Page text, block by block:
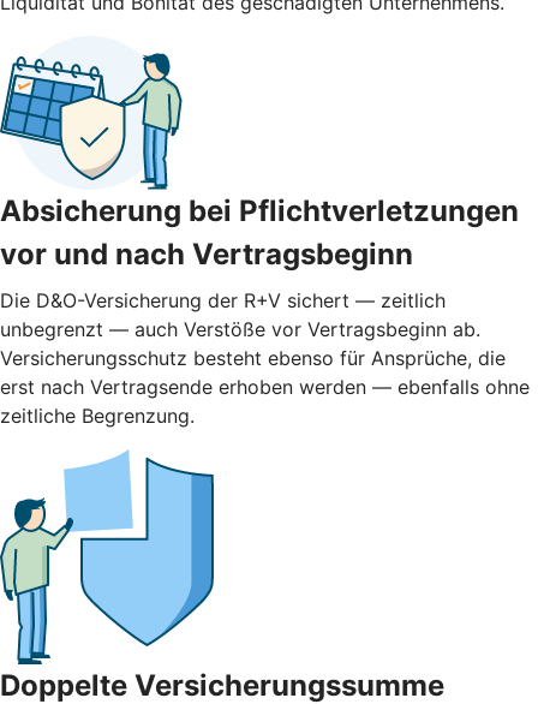
Absicherung bei Pflichtverletzungen
vor und nach ­Vertragsbeginn
Die D&O-Versicherung der R+V sichert — zeitlich
unbegrenzt — auch Verstöße vor Vertragsbeginn ab.
Versicherungsschutz besteht ebenso für Ansprüche, die
erst nach Vertragsende erhoben werden — ebenfalls ohne
zeitliche Begrenzung.
Doppelte Versicherungssumme